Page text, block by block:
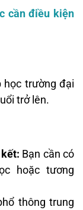
cần điều kiện
học trường đại
trở lên.
Bạn cần có
hoặc tương
thông trung